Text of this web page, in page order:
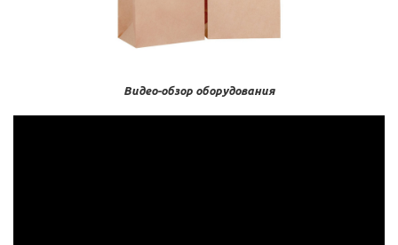
Видео-обзор оборудования